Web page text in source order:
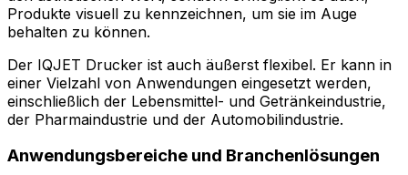
Produkte visuell zu kennzeichnen, um sie im Auge
behalten zu können.
Der IQJET Drucker ist auch äußerst flexibel. Er kann in
einer Vielzahl von Anwendungen eingesetzt werden,
einschließlich der Lebensmittel- und Getränkeindustrie,
der Pharmaindustrie und der Automobilindustrie.
Anwendungsbereiche und Branchenlösungen